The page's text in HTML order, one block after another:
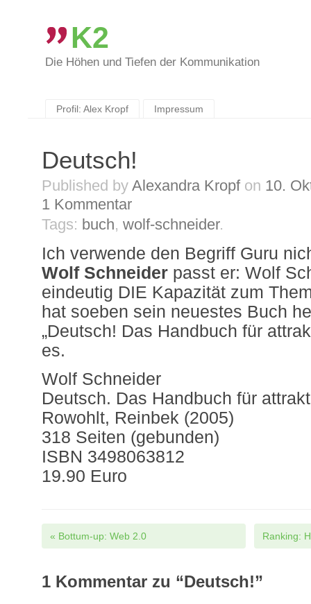
K2
Die Höhen und Tiefen der Kommunikation
Profil: Alex Kropf
Impressum
Deutsch!
Published by Alexandra Kropf on 10.
1 Kommentar
Tags: buch, wolf-schneider.
Ich verwende den Begriff Guru
Wolf Schneider passt er: Wolf
eindeutig DIE Kapazität zum
hat soeben sein neuestes Buch
„Deutsch! Das Handbuch für
es.
Wolf Schneider
Deutsch. Das Handbuch für
Rowohlt, Reinbek (2005)
318 Seiten (gebunden)
ISBN 3498063812
19.90 Euro
Post navigation
« Bottum-up: Web 2.0 Ranking:
1 Kommentar zu “Deutsch!”